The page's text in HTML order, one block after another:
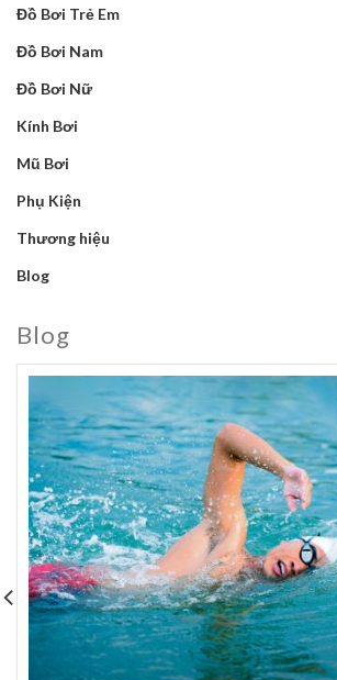
Đồ Bơi Trẻ Em
Đồ Bơi Nam
Đồ Bơi Nữ
Kính Bơi
Mũ Bơi
Phụ Kiện
Thương hiệu
Blog
Blog